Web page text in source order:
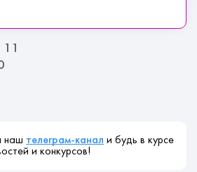
наш телеграм-канал и будь в курсе
и конкурсов!